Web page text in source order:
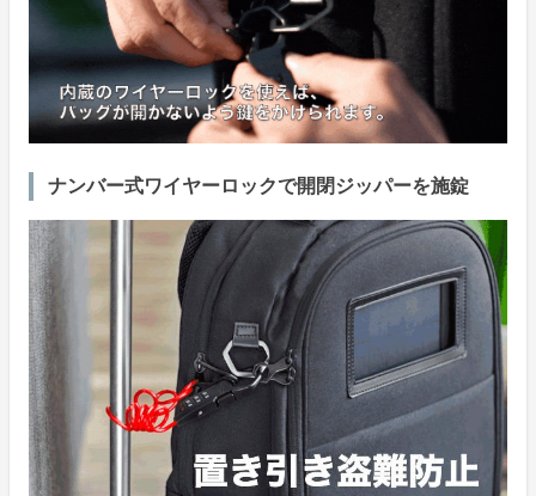
ナンバー式ワイヤーロックで開閉ジッパーを施錠